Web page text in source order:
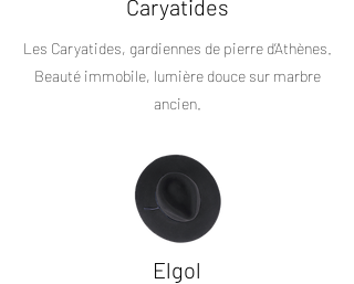
Caryatides
Les Caryatides, gardiennes de pierre d’Athènes.
Beauté immobile, lumière douce sur marbre
ancien.
Elgol